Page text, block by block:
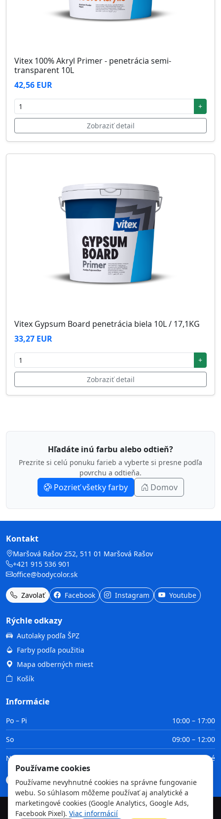
Vitex 100% Akryl Primer - penetrácia semi-
transparent 10L
42,56 EUR
+
Zobraziť detail
Vitex Gypsum Board penetrácia biela 10L / 17,1KG
33,27 EUR
+
Zobraziť detail
Hľadáte inú farbu alebo odtieň?
Prezrite si celú ponuku farieb a vyberte si presne podľa
povrchu a odtieňa.
Pozrieť všetky farby Domov
Kontakt
Maršová Rašov 252, 511 01 Maršová Rašov
+421 915 536 901
office@bodycolor.sk
Zavolať Facebook Instagram Youtube
Rýchle odkazy
Autolaky podľa ŠPZ
Farby podľa použitia
Mapa odberných miest
Košík
Informácie
Po – Pi
10:00 – 17:00
So
09:00 – 12:00
Ne
Zatvorené
Doprava Platba Obchodné podmienky GDPR
©2026TvojaFarba.sk • Všetky práva vyhradené
Používame cookies
Používame nevyhnutné cookies na správne fungovanie
webu. So súhlasom môžeme používať aj analytické a
marketingové cookies (Google Analytics, Google Ads,
Facebook Pixel). Viac informácií